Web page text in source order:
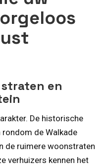
en
De historische
de Walkade
de ruimere woonstraten
verhuizers kennen het